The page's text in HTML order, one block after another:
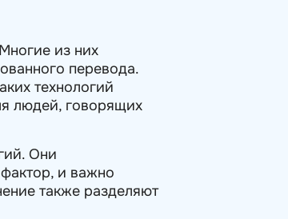
из них
перевода.
технологий
людей, говорящих
Они
и важно
также разделяют